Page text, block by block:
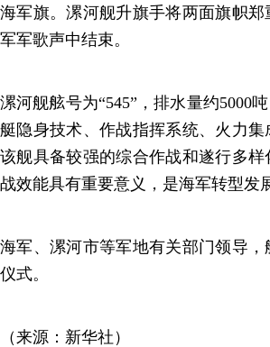
海军旗。漯河舰升旗手将两面旗帜
军军歌声中结束。
漯河舰舷号为“545”，排水量约5000
艇隐身技术、作战指挥系统、火力
该舰具备较强的综合作战和遂行多
战效能具有重要意义，是海军转型发
海军、漯河市等军地有关部门领导
仪式。
（来源：新华社）